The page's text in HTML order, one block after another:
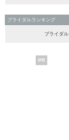
ブライダルランキング
ブライダル
PR